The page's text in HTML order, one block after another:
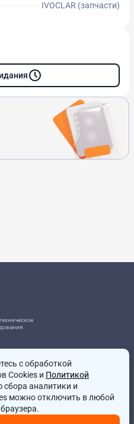
IVOCLAR (запчасти)
д.204в
с обработкой
Cookies и Политикой
сбора аналитики и
можно отключить в любой